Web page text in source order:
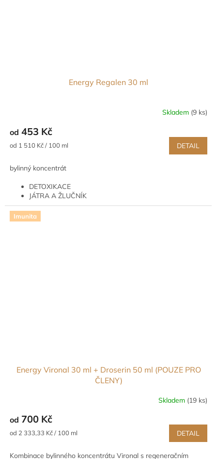
Energy Regalen 30 ml
Skladem (9 ks)
od 453 Kč
Měrná
od 1 510 Kč / 100 ml DETAIL
bylinný koncentrát
DETOXIKACE
JÁTRA A ŽLUČNÍK
ZAŽÍVÁNÍ A STŘEVNÍ TRAKT
POKOŽKA
Imunita
Energy Vironal 30 ml + Droserin 50 ml (POUZE PRO
ČLENY)
Skladem (19 ks)
od 700 Kč
Měrná
od 2 333,33 Kč / 100 ml DETAIL
Kombinace bylinného koncentrátu Vironal s regeneračním